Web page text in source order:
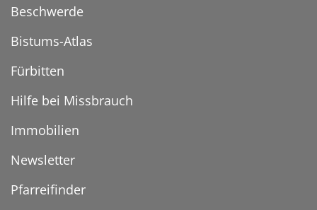
Beschwerde
Bistums-Atlas
Fürbitten
Hilfe bei Missbrauch
Immobilien
Newsletter
Pfarreifinder